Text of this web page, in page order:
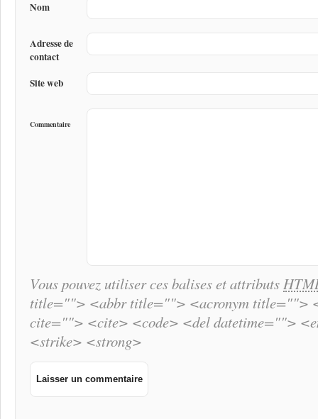
Nom
Adresse de
contact
Site web
Commentaire
Vous pouvez utiliser ces balises et attributs
title=""> <abbr title=""> <acronym title="">
cite=""> <cite> <code> <del datetime="">
<strike> <strong>